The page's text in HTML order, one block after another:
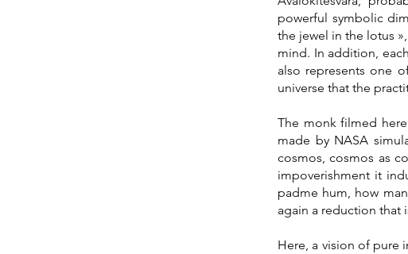
powerful symbolic
the jewel in the lotus
mind. In addition,
also represents one
universe that the
The monk filmed
made by NASA
cosmos, cosmos as
impoverishment it
padme hum, how
again a reduction that
Here, a vision of pure